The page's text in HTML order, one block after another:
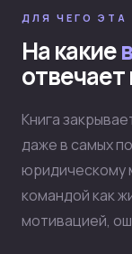
ДЛЯ ЧЕГО ЭТА
На какие
отвечает
Книга
даже в самых
юридическому
командой как
мотивацией,